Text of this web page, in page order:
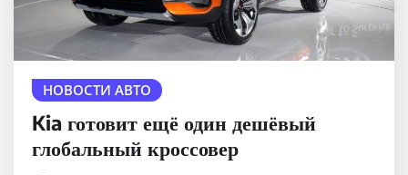
НОВОСТИ АВТО
Kia готовит ещё один дешёвый
глобальный кроссовер